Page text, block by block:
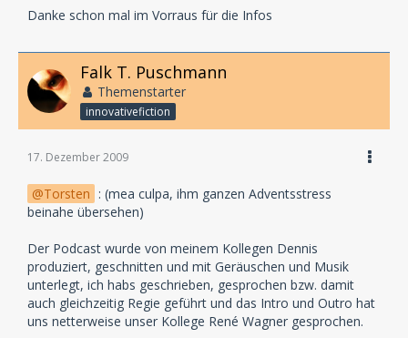
Danke schon mal im Vorraus für die Infos
Falk T. Puschmann
Themenstarter
innovativefiction
17. Dezember 2009
Torsten : (mea culpa, ihm ganzen Adventsstress
beinahe übersehen)
Der Podcast wurde von meinem Kollegen Dennis
produziert, geschnitten und mit Geräuschen und Musik
unterlegt, ich habs geschrieben, gesprochen bzw. damit
auch gleichzeitig Regie geführt und das Intro und Outro hat
uns netterweise unser Kollege René Wagner gesprochen.